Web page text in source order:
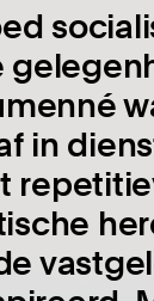
in